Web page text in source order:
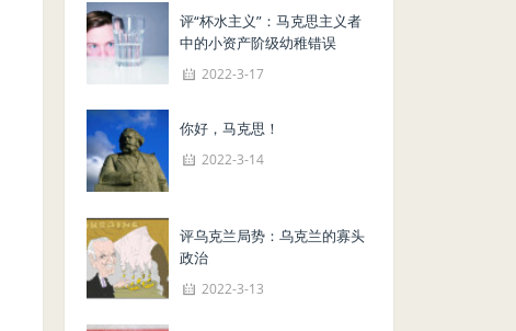
评“杯水主义”：马克思主义者
中的小资产阶级幼稚错误
2022-3-17
你好，马克思！
2022-3-14
评乌克兰局势：乌克兰的寡头
政治
2022-3-13